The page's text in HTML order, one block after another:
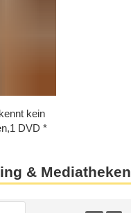
kein
DVD
& Mediatheken